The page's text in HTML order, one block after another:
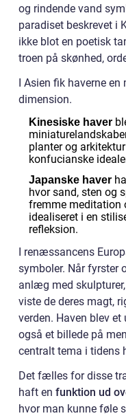
og rindende vand
paradiset beskrevet i
ikke blot en poetisk
troen på skønhed,
I Asien fik haverne
dimension.
Kinesiske haver
planter og
konfucianske
Japanske haver
hvor sand, sten og
fremme meditation
idealiseret i en
refleksion.
I renæssancens
symboler. Når fyrster
anlæg med
viste de deres magt,
verden. Haven blev
også et billede på
centralt tema i
Det fælles for disse
haft en funktion ud
hvor man kunne føle